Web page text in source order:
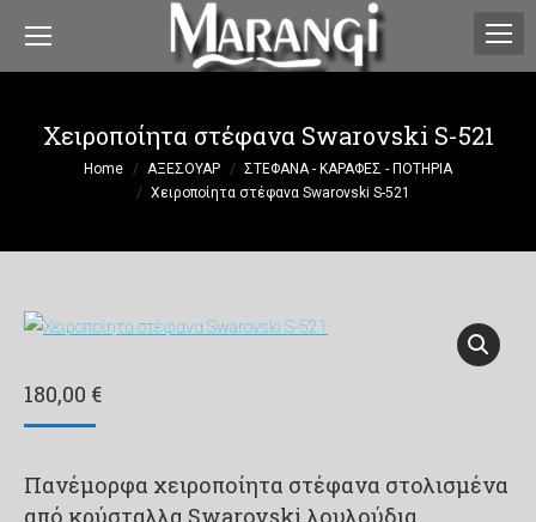
Χειροποίητα στέφανα Swarovski S-521
You are here:
Home ΑΞΕΣΟΥΑΡ
ΣΤΕΦΑΝΑ - ΚΑΡΑΦΕΣ - ΠΟΤΗΡΙΑ
Χειροποίητα στέφανα Swarovski S-521
180,00 €
Πανέμορφα χειροποίητα στέφανα στολισμένα
από κρύσταλλα Swarovski λουλούδια